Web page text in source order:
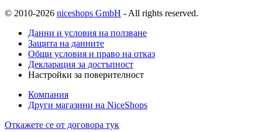
© 2010-2026 niceshops GmbH - All rights reserved.
Данни и условия на ползване
Защита на данните
Общи условия и право на отказ
Декларация за достъпност
Настройки за поверителност
Компания
Други магазини на NiceShops
Откажете се от договора тук